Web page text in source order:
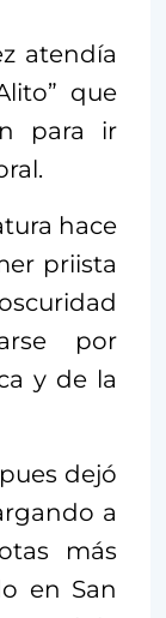
atendía
que
para ir
hace
priista
por
y de la
dejó
a
más
en San